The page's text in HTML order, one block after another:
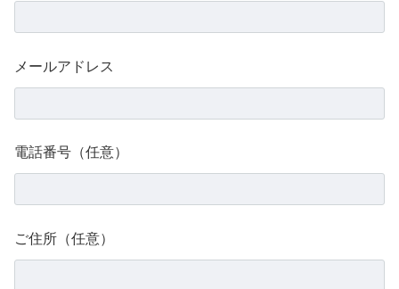
メールアドレス
電話番号（任意）
ご住所（任意）